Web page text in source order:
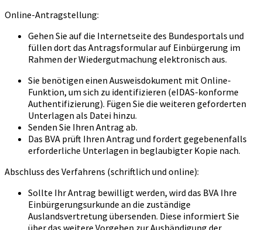
Online-Antragstellung:
Gehen Sie auf die Internetseite des Bundesportals und
füllen dort das Antragsformular auf Einbürgerung im
Rahmen der Wiedergutmachung elektronisch aus.
Sie benötigen einen Ausweisdokument mit Online-
Funktion, um sich zu identifizieren (eIDAS-konforme
Authentifizierung). Fügen Sie die weiteren geforderten
Unterlagen als Datei hinzu.
Senden Sie Ihren Antrag ab.
Das BVA prüft Ihren Antrag und fordert gegebenenfalls
erforderliche Unterlagen in beglaubigter Kopie nach.
Abschluss des Verfahrens (schriftlich und online):
Sollte Ihr Antrag bewilligt werden, wird das BVA Ihre
Einbürgerungsurkunde an die zuständige
Auslandsvertretung übersenden. Diese informiert Sie
über das weitere Vorgehen zur Aushändigung der